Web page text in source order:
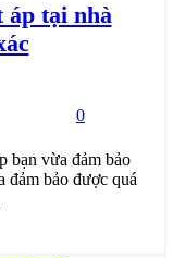
áp tại nhà
0
bạn vừa đảm bảo
đảm bảo được quá